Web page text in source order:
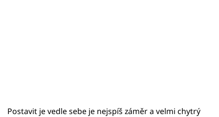
Postavit je vedle sebe je nejspíš záměr a velmi chytrý